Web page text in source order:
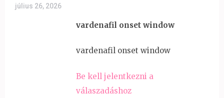
július 26, 2026
vardenafil onset window
vardenafil onset window
Be kell jelentkezni a
válaszadáshoz